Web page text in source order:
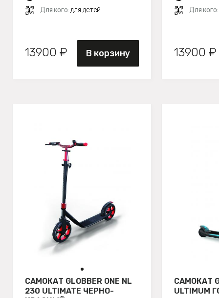
Для кого: для детей
13900 ₽ В корзину
Для кого:
13900 ₽
САМОКАТ GLOBBER ONE NL
230 ULTIMATE ЧЕРНО-
САМОКАТ
ULTIMUM